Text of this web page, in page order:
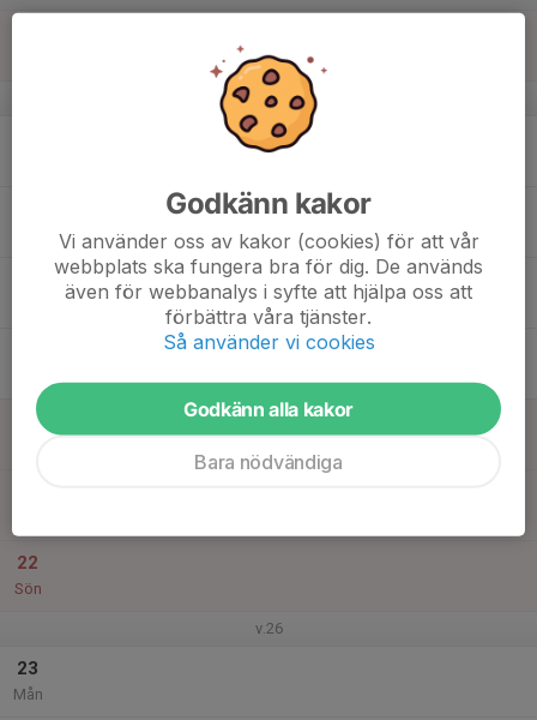
v.25
20
22
Sön
v.26
23
Mån
Godkänn kakor
Vi använder oss av kakor (cookies) för att vår
webbplats ska fungera bra för dig. De används
även för webbanalys i syfte att hjälpa oss att
förbättra våra tjänster.
Så använder vi cookies
Godkänn alla kakor
Bara nödvändiga